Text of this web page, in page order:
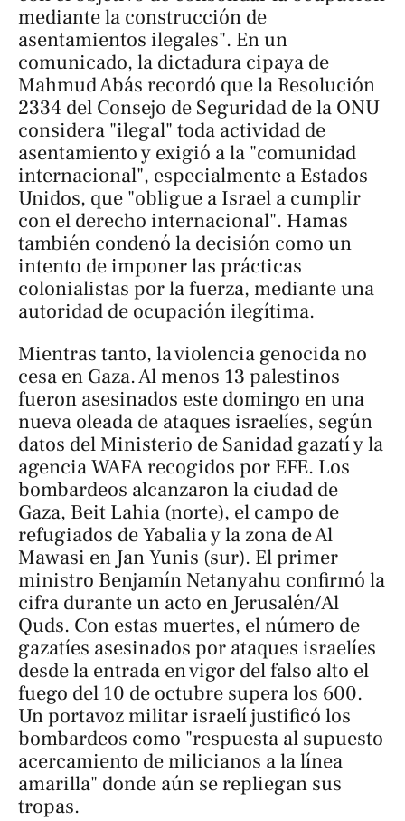
mediante la construcción de
asentamientos ilegales". En un
comunicado, la dictadura cipaya de
Mahmud Abás recordó que la Resolución
2334 del Consejo de Seguridad de la ONU
considera "ilegal" toda actividad de
asentamiento y exigió a la "comunidad
internacional", especialmente a Estados
Unidos, que "obligue a Israel a cumplir
con el derecho internacional". Hamas
también condenó la decisión como un
intento de imponer las prácticas
colonialistas por la fuerza, mediante una
autoridad de ocupación ilegítima.
Mientras tanto, la violencia genocida no
cesa en Gaza. Al menos 13 palestinos
fueron asesinados este domingo en una
nueva oleada de ataques israelíes, según
datos del Ministerio de Sanidad gazatí y la
agencia WAFA recogidos por EFE. Los
bombardeos alcanzaron la ciudad de
Gaza, Beit Lahia (norte), el campo de
refugiados de Yabalia y la zona de Al
Mawasi en Jan Yunis (sur). El primer
ministro Benjamín Netanyahu confirmó la
cifra durante un acto en Jerusalén/Al
Quds. Con estas muertes, el número de
gazatíes asesinados por ataques israelíes
desde la entrada en vigor del falso alto el
fuego del 10 de octubre supera los 600.
Un portavoz militar israelí justificó los
bombardeos como "respuesta al supuesto
acercamiento de milicianos a la línea
amarilla" donde aún se repliegan sus
tropas.